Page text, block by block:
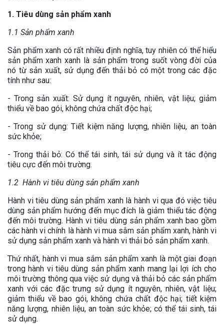
1. Tiêu dùng sản phẩm xanh
1.1 Sản phẩm xanh
Sản phẩm xanh có rất nhiều định nghĩa, tuy nhiên có thể hiểu
sản phẩm xanh xanh là sản phẩm trong suốt vòng đời của
nó từ sản xuất, sử dụng đến thải bỏ có một trong các đặc
tính như sau:
- Trong sản xuất: Sử dụng ít nguyên, nhiên, vật liệu; giảm
thiểu về bao gói, không chứa chất độc hại;
- Trong sử dụng: Tiết kiệm năng lượng, nhiên liệu, an toàn
sức khỏe;
- Trong thải bỏ: Có thể tái sinh, tái sử dụng và ít tác động
tiêu cực đến môi trường.
1.2 Hành vi tiêu dùng sản phẩm xanh
Hành vi tiêu dùng sản phẩm xanh là hành vi qua đó việc tiêu
dùng sản phẩm hướng đến mục đích là giảm thiểu tác động
đến môi trường. Hành vi tiêu dùng sản phẩm xanh bao gồm
các hành vi chính là hành vi mua sắm sản phẩm xanh, hành vi
sử dụng sản phẩm xanh và hành vi thải bỏ sản phẩm xanh.
Thứ nhất, hành vi mua sắm sản phẩm xanh là một giai đoạn
trong hành vi tiêu dùng sản phẩm xanh mang lại lợi ích cho
môi trường thông qua việc sử dụng và thải bỏ các sản phẩm
xanh với các đặc trưng sử dụng ít nguyên, nhiên, vật liệu;
giảm thiểu về bao gói, không chứa chất độc hại; tiết kiệm
năng lượng, nhiên liệu, an toàn sức khỏe; có thể tái sinh, tái
sử dụng.